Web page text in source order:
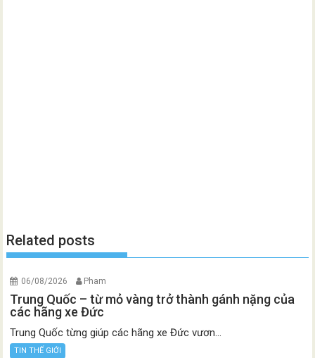
Related posts
06/08/2026 Pham
Trung Quốc – từ mỏ vàng trở thành gánh nặng của
các hãng xe Đức
Trung Quốc từng giúp các hãng xe Đức vươn...
TIN THẾ GIỚI